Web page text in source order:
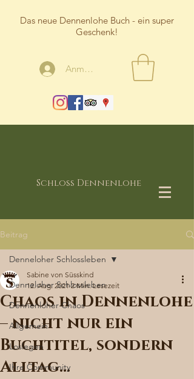
Das neue Dennenlohe Buch - ein super
Geschenk!
Anmelden
Schloss Dennenlohe
Beitrag
Denneloher Schlossleben
Dennenloher Chaos
Allgemein
Loslegen
Ihre Community
Denneloher Schlossleben
Chaos in Dennenlohe
– nicht nur ein
Buchtitel, sondern
Alltag…
Sabine von Süsskind
12. Aug. 2021 2 Min. Lesezeit